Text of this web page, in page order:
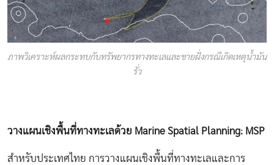
ภาพวิเคราะห์ผลกระทบกับทรัพยากรทางทะเลและชายฝั่งกรณีเกิดเหตุน้ำมัน
รั่ว
วางแผนเชิงพื้นที่ทางทะเลด้วย Marine Spatial Planning: MSP
สำหรับประเทศไทย การวางแผนเชิงพื้นที่ทางทะเลและการ